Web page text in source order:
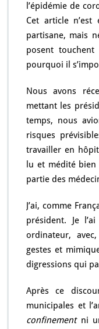
l’épidémie de
Cet article
partisane, mais
posent
pourquoi il
Nous avons
mettant les
temps, nous
risques
travailler en
lu et médité
partie des
J’ai, comme
président. Je
ordinateur,
gestes et
digressions qui
Après ce
municipales et
confinementni